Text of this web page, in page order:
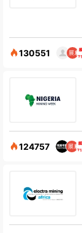
130551
124757